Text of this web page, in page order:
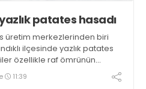
patates hasadı
üretim merkezlerinden biri
ilçesinde yazlık patates
özellikle raf ömrünün
bakımından tüketimde
tercih edildiğini belirtti
11:39